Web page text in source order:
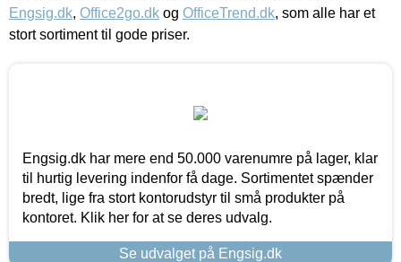
Engsig.dk, Office2go.dk og OfficeTrend.dk, som alle har et
stort sortiment til gode priser.
Engsig.dk har mere end 50.000 varenumre på lager, klar
til hurtig levering indenfor få dage. Sortimentet spænder
bredt, lige fra stort kontorudstyr til små produkter på
kontoret. Klik her for at se deres udvalg.
Se udvalget på Engsig.dk